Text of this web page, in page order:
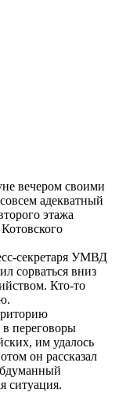
вечером своими
адекватный
этажа
секретаря УМВД
сорваться вниз
Кто-то
переговоры
им удалось
он рассказал
ситуация.